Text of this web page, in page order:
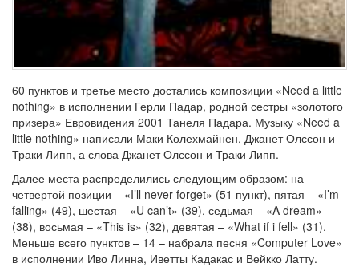
60 пунктов и третье место достались композиции «Need a little
nothing» в исполнении Герли Падар, родной сестры «золотого
призера» Евровидения 2001 Танеля Падара. Музыку «Need a
little nothing» написали Маки Колехмайнен, Джанет Олссон и
Траки Липп, а слова Джанет Олссон и Траки Липп.
Далее места распределились следующим образом: на
четвертой позиции – «I’ll never forget» (51 пункт), пятая – «I’m
falling» (49), шестая – «U can’t» (39), седьмая – «A dream»
(38), восьмая – «This is» (32), девятая – «What if i fell» (31).
Меньше всего пунктов – 14 – набрала песня «Computer Love»
в исполнении Иво Линна, Иветты Кадакас и Вейкко Латту.